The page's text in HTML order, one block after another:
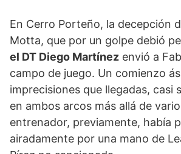
En Cerro Porteño, la decepción
Motta, que por un golpe debió
el DT Diego Martínez envió a
campo de juego. Un comienzo
imprecisiones que llegadas, casi
en ambos arcos más allá de
entrenador, previamente, había
airadamente por una mano de